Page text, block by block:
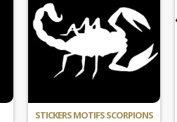
STICKERS MOTIFS SCORPIONS